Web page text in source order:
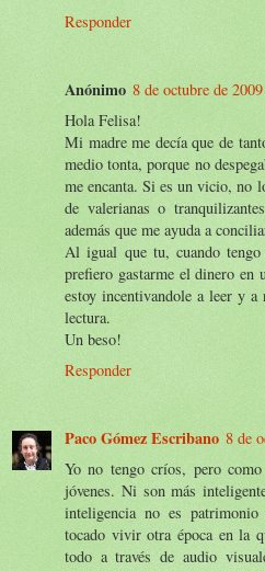
Responder
Anónimo 8 de octubre de
Hola Felisa!
Mi madre me decía que de
medio tonta, porque no
me encanta. Si es un vicio, no
de valerianas o
además que me ayuda a
Al igual que tu, cuando
prefiero gastarme el dinero en
estoy incentivandole a leer y
lectura.
Un beso!
Responder
Paco Gómez Escribano 8 de
Yo no tengo críos, pero
jóvenes. Ni son más
inteligencia no es
tocado vivir otra época en la
todo a través de audio